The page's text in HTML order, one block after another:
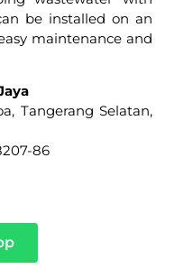
be installed on an
maintenance and
Tangerang Selatan,
86